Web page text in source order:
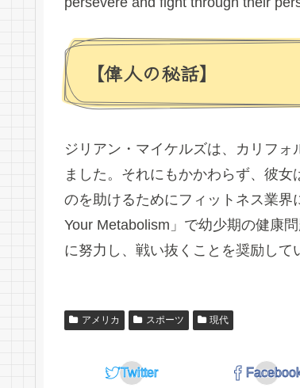
【偉人の秘話】
ジリアン・マイケルズは、カリフ
ました。それにもかかわらず、彼
のを助けるためにフィットネス業
Your Metabolism」で幼少期の健康
に努力し、戦い抜くことを奨励して
アメリカ スポーツ 現代
Twitter